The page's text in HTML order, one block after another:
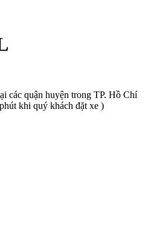
các quận huyện trong TP. Hồ Chí
khi quý khách đặt xe )